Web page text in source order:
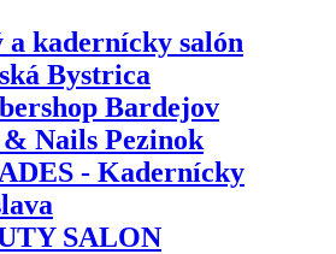
kadernícky salón
Bystrica
Bardejov
Nails Pezinok
- Kadernícky
SALON